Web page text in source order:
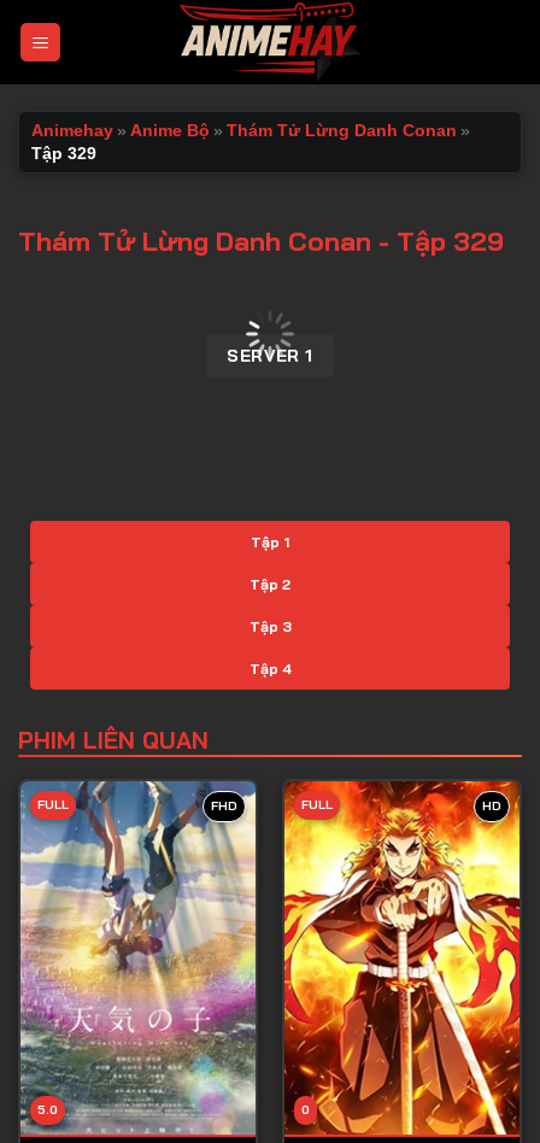
Animehay » Anime Bộ » Thám Tử Lừng Danh Conan »
Tập 329
Thám Tử Lừng Danh Conan - Tập 329
SERVER 1
Tập 1
Tập 2
Tập 3
Tập 4
Tập 6
Tập 7
Tập 8
Tập 9
Tập 10
Tập 11
Tập 12
Tập 13
Tập 14
Tập 15
PHIM LIÊN QUAN
FHD
5.0
FULL HD
0
FULL